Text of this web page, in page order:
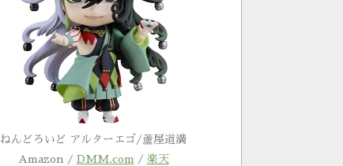
ねんどろいど アルターエゴ/蘆屋道満
Amazon / DMM.com / 楽天